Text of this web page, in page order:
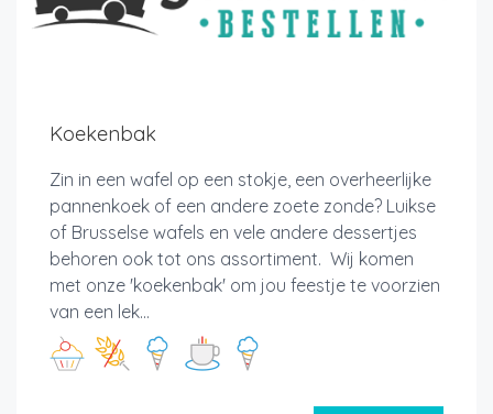
Koekenbak
Zin in een wafel op een stokje, een overheerlijke
pannenkoek of een andere zoete zonde? Luikse
of Brusselse wafels en vele andere dessertjes
behoren ook tot ons assortiment. Wij komen
met onze 'koekenbak' om jou feestje te voorzien
van een lek...